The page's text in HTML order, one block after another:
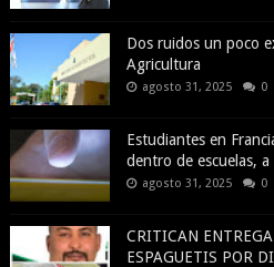
Dos ruidos un poco
Agricultura
agosto 31, 2025 0
Estudiantes en
dentro de escuelas,
agosto 31, 2025 0
CRITICAN
ESPAGUETIS POR